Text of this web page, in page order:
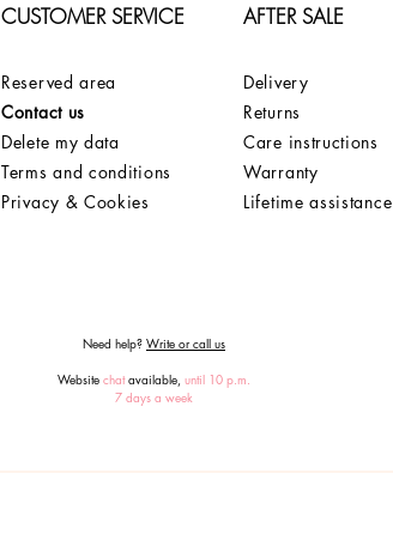
CUSTOMER SERVICE AFTER SALE
Reserved area
Contact us
Delete my data
Terms and conditions
Privacy & Cookies
Delivery
Returns
Care instructions
Warranty
Lifetime assistance
Need help? Write or call us
Website chatavailable, until 10 p.m.
7 days a week